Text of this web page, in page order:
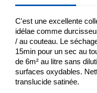
C'est une excellente
idélae comme
/ au couteau. Le
15min pour un sec au
de 6m² au litre sans
surfaces oxydables.
translucide satinée.